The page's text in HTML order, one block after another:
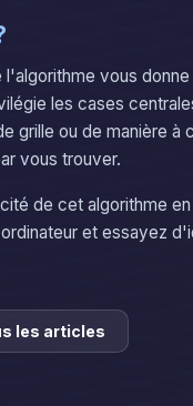
vous
les cases
grille ou de manière
vous trouver.
de cet algorithme en
et essayez
les articles